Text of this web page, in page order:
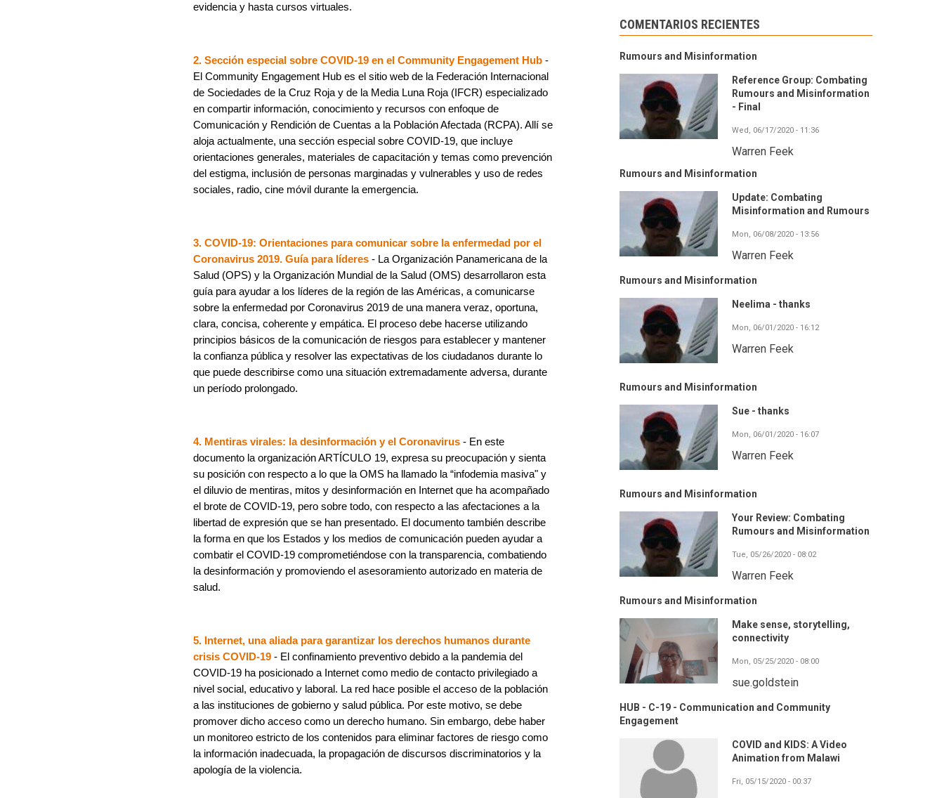
evidencia y hasta cursos virtuales.
2. Sección especial sobre COVID-19 en el Community Engagement Hub -
El Community Engagement Hub es el sitio web de la Federación Internacional
de Sociedades de la Cruz Roja y de la Media Luna Roja (IFCR) especializado
en compartir información, conocimiento y recursos con enfoque de
Comunicación y Rendición de Cuentas a la Población Afectada (RCPA). Allí se
aloja actualmente, una sección especial sobre COVID-19, que incluye
orientaciones generales, materiales de capacitación y temas como prevención
del estigma, inclusión de personas marginadas y vulnerables y uso de redes
sociales, radio, cine móvil durante la emergencia.
3. COVID-19: Orientaciones para comunicar sobre la enfermedad por el
Coronavirus 2019. Guía para líderes - La Organización Panamericana de la
Salud (OPS) y la Organización Mundial de la Salud (OMS) desarrollaron esta
guía para ayudar a los líderes de la región de las Américas, a comunicarse
sobre la enfermedad por Coronavirus 2019 de una manera veraz, oportuna,
clara, concisa, coherente y empática. El proceso debe hacerse utilizando
principios básicos de la comunicación de riesgos para establecer y mantener
la confianza pública y resolver las expectativas de los ciudadanos durante lo
que puede describirse como una situación extremadamente adversa, durante
un período prolongado.
4. Mentiras virales: la desinformación y el Coronavirus - En este
documento la organización ARTÍCULO 19, expresa su preocupación y sienta
su posición con respecto a lo que la OMS ha llamado la “infodemia masiva" y
el diluvio de mentiras, mitos y desinformación en Internet que ha acompañado
el brote de COVID-19, pero sobre todo, con respecto a las afectaciones a la
libertad de expresión que se han presentado. El documento también describe
la forma en que los Estados y los medios de comunicación pueden ayudar a
combatir el COVID-19 comprometiéndose con la transparencia, combatiendo
la desinformación y promoviendo el asesoramiento autorizado en materia de
salud.
5. Internet, una aliada para garantizar los derechos humanos durante
crisis COVID-19 - El confinamiento preventivo debido a la pandemia del
COVID-19 ha posicionado a Internet como medio de contacto privilegiado a
nivel social, educativo y laboral. La red hace posible el acceso de la población
a las instituciones de gobierno y salud pública. Por este motivo, se debe
promover dicho acceso como un derecho humano. Sin embargo, debe haber
un monitoreo estricto de los contenidos para eliminar factores de riesgo como
la información inadecuada, la propagación de discursos discriminatorios y la
apología de la violencia.
COMENTARIOS RECIENTES
Rumours and Misinformation
Reference Group: Combating
Rumours and Misinformation
- Final
Wed, 06/17/2020 - 11:36
Warren Feek
Rumours and Misinformation
Update: Combating
Misinformation and Rumours
Mon, 06/08/2020 - 13:56
Warren Feek
Rumours and Misinformation
Neelima - thanks
Mon, 06/01/2020 - 16:12
Warren Feek
Rumours and Misinformation
Sue - thanks
Mon, 06/01/2020 - 16:07
Warren Feek
Rumours and Misinformation
Your Review: Combating
Rumours and Misinformation
Tue, 05/26/2020 - 08:02
Warren Feek
Rumours and Misinformation
Make sense, storytelling,
connectivity
Mon, 05/25/2020 - 08:00
sue.goldstein
HUB - C-19 - Communication and Community
Engagement
COVID and KIDS: A Video
Animation from Malawi
Fri, 05/15/2020 - 00:37